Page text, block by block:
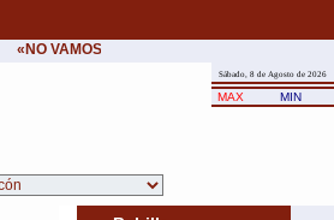
«NO VAMOS A CEDER NUNCA AL CHANTAJE
Sábado, 8 de Agosto de 2026
MAX MIN